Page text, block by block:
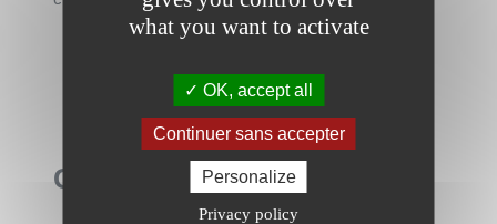
what you want to activate
OK, accept all
Continuer sans accepter
Personalize
Privacy policy
Ceintures de sécurité intégrées
Détecteurs d’obstacles sensibles
Confort personnalisé